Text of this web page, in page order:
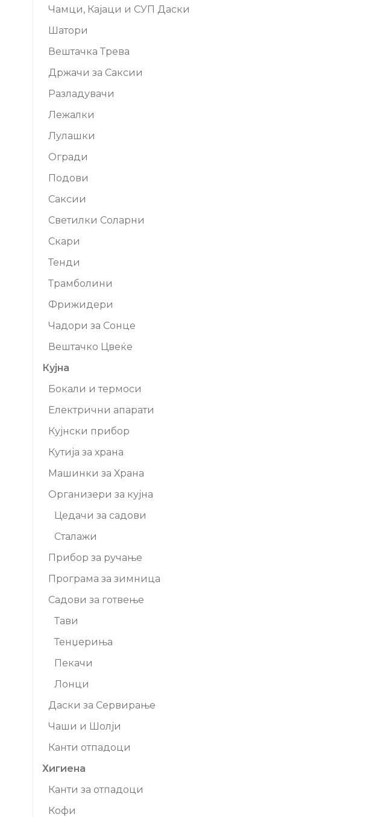
Чамци, Кајаци и СУП Даски
Шатори
Вештачка Трева
Држачи за Саксии
Разладувачи
Лежалки
Лулашки
Огради
Подови
Саксии
Светилки Соларни
Скари
Тенди
Трамболини
Фрижидери
Чадори за Сонце
Вештачко Цвеќе
Кујна
Бокали и термоси
Електрични апарати
Кујнски прибор
Кутија за храна
Машинки за Храна
Организери за кујна
Цедачи за садови
Сталажи
Прибор за ручање
Програма за зимница
Садови за готвење
Тави
Тенџериња
Пекачи
Лонци
Даски за Сервирање
Чаши и Шолји
Канти отпадоци
Хигиена
Канти за отпадоци
Кофи